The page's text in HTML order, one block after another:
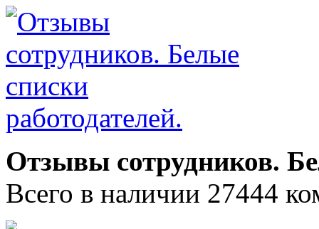
Отзывы сотрудников.
Всего в наличии 27444